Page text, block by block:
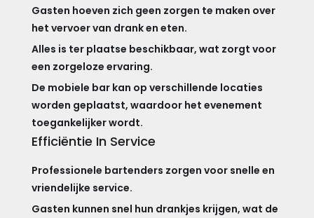
Gasten hoeven zich geen zorgen te maken over
het vervoer van drank en eten.
Alles is ter plaatse beschikbaar, wat zorgt voor
een zorgeloze ervaring.
De mobiele bar kan op verschillende locaties
worden geplaatst, waardoor het evenement
toegankelijker wordt.
Efficiëntie In Service
Professionele bartenders zorgen voor snelle en
vriendelijke service.
Gasten kunnen snel hun drankjes krijgen, wat de